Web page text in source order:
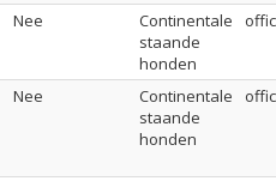
Nee
Continentale
staande
honden
Nee
Continentale
staande
honden